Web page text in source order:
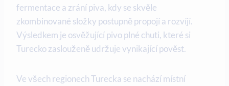
fermentace a zrání piva, kdy se skvěle
zkombinované složky postupně propojí a rozvíjí.
Výsledkem je osvěžující pivo plné chuti, které si
Turecko zaslouženě udržuje vynikající pověst.
Ve všech regionech Turecka se nachází místní